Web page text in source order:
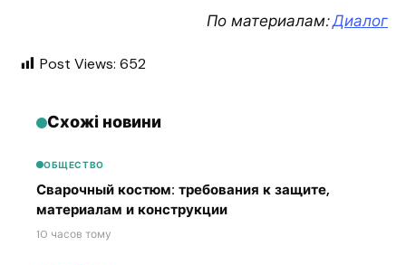
По материалам:Диалог
Post Views: 652
Схожі новини
ОБЩЕСТВО
Сварочный костюм: требования к защите,
материалам и конструкции
10 часов тому